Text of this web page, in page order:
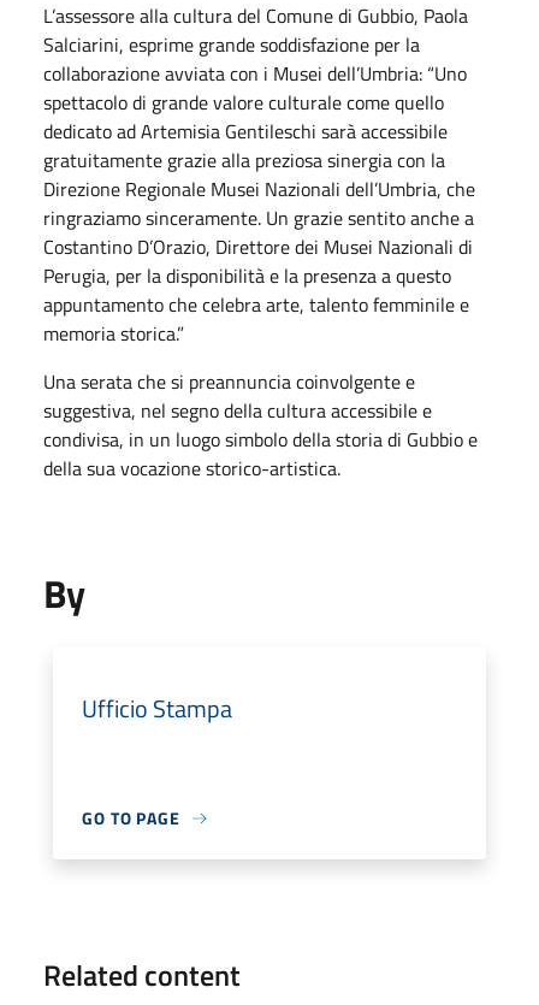
L’assessore alla cultura del Comune di Gubbio, Paola
Salciarini, esprime grande soddisfazione per la
collaborazione avviata con i Musei dell’Umbria: “Uno
spettacolo di grande valore culturale come quello
dedicato ad Artemisia Gentileschi sarà accessibile
gratuitamente grazie alla preziosa sinergia con la
Direzione Regionale Musei Nazionali dell’Umbria, che
ringraziamo sinceramente. Un grazie sentito anche a
Costantino D’Orazio, Direttore dei Musei Nazionali di
Perugia, per la disponibilità e la presenza a questo
appuntamento che celebra arte, talento femminile e
memoria storica.”
Una serata che si preannuncia coinvolgente e
suggestiva, nel segno della cultura accessibile e
condivisa, in un luogo simbolo della storia di Gubbio e
della sua vocazione storico-artistica.
By
Ufficio Stampa
GO TO PAGE
Related content